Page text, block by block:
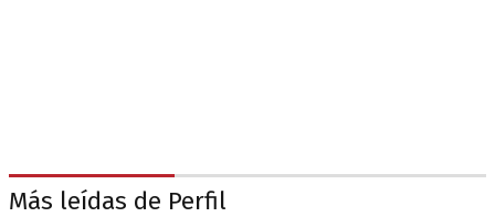
Más leídas de Perfil